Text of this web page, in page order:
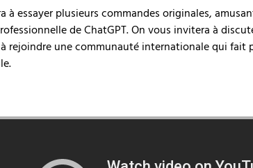
à essayer plusieurs commandes originales,
de ChatGPT. On vous invitera à
rejoindre une communauté internationale qui fait